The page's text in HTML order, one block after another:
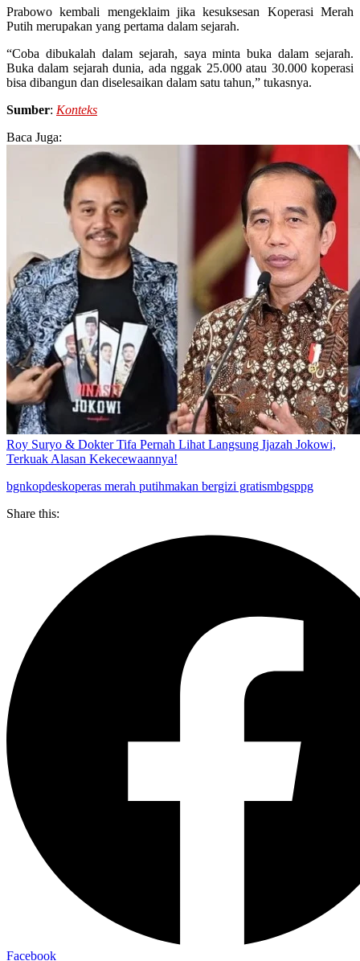
Prabowo kembali mengeklaim jika kesuksesan Koperasi Merah
Putih merupakan yang pertama dalam sejarah.
“Coba dibukalah dalam sejarah, saya minta buka dalam sejarah.
Buka dalam sejarah dunia, ada nggak 25.000 atau 30.000 koperasi
bisa dibangun dan diselesaikan dalam satu tahun,” tukasnya.
Sumber: Konteks
Baca Juga:
Roy Suryo & Dokter Tifa Pernah Lihat Langsung Ijazah Jokowi,
Terkuak Alasan Kekecewaannya!
bgnkopdeskoperas merah putihmakan bergizi gratismbgsppg
Share this:
Facebook